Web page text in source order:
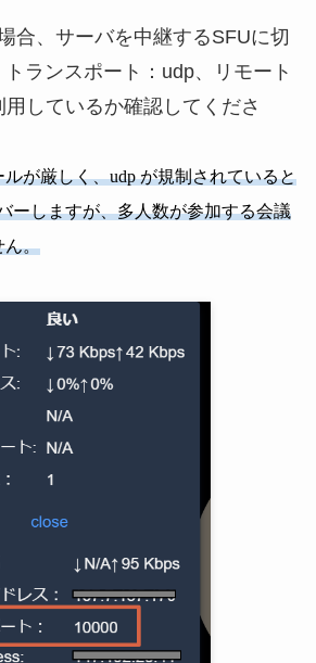
合、サーバを中継するSFUに切
ランスポート：udp、リモート
しているか確認してくださ
が厳しく、udp が規制されていると
ーしますが、多人数が参加する会議
ん。